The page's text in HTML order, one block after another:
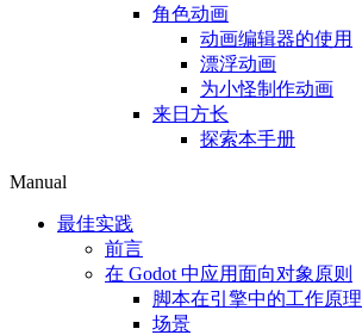
角色动画
动画编辑器的使用
漂浮动画
为小怪制作动画
来日方长
探索本手册
Manual
最佳实践
前言
在 Godot 中应用面向对象原则
脚本在引擎中的工作原理
场景